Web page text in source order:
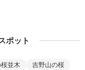
ポット
並木
吉野山の桜